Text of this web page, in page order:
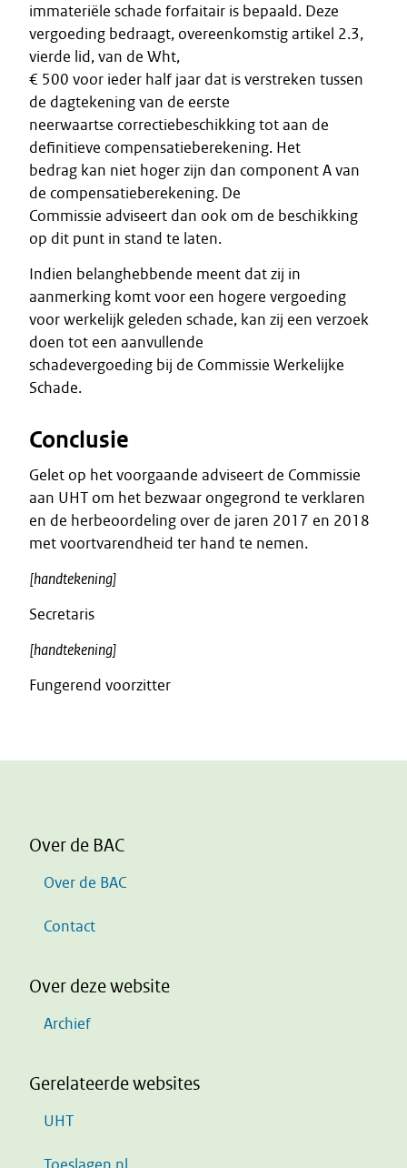
immateriële schade forfaitair is bepaald. Deze
vergoeding bedraagt, overeenkomstig artikel 2.3,
vierde lid, van de Wht,
€ 500 voor ieder half jaar dat is verstreken tussen
de dagtekening van de eerste
neerwaartse correctiebeschikking tot aan de
definitieve compensatieberekening. Het
bedrag kan niet hoger zijn dan component A van
de compensatieberekening. De
Commissie adviseert dan ook om de beschikking
op dit punt in stand te laten.
Indien belanghebbende meent dat zij in
aanmerking komt voor een hogere vergoeding
voor werkelijk geleden schade, kan zij een verzoek
doen tot een aanvullende
schadevergoeding bij de Commissie Werkelijke
Schade.
Conclusie
Gelet op het voorgaande adviseert de Commissie
aan UHT om het bezwaar ongegrond te verklaren
en de herbeoordeling over de jaren 2017 en 2018
met voortvarendheid ter hand te nemen.
[handtekening]
Secretaris
[handtekening]
Fungerend voorzitter
Over de BAC
Over de BAC
Contact
Over deze website
Archief
Gerelateerde websites
UHT